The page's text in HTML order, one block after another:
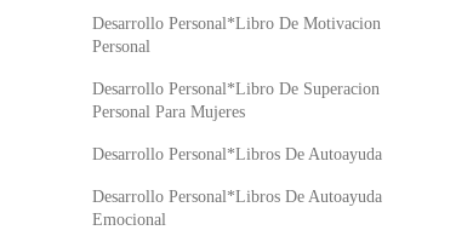
Desarrollo Personal*Libro De Motivacion
Personal
Desarrollo Personal*Libro De Superacion
Personal Para Mujeres
Desarrollo Personal*Libros De Autoayuda
Desarrollo Personal*Libros De Autoayuda
Emocional